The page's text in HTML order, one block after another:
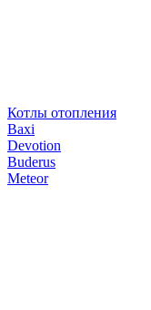
Котлы отопления
Baxi
Devotion
Buderus
Meteor